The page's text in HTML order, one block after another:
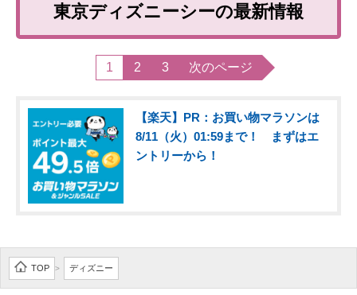
東京ディズニーシーの最新情報
1 2 3 次のページ
【楽天】PR：お買い物マラソンは
8/11（火）01:59まで！ まずはエ
ントリーから！
TOP > ディズニー